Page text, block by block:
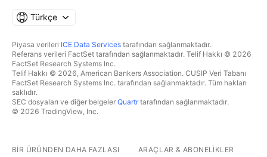
Türkçe
Piyasa verileri ICE Data Services tarafından sağlanmaktadır.
Referans verileri FactSet tarafından sağlanmaktadır. Telif Hakkı © 2026
FactSet Research Systems Inc.
Telif Hakkı © 2026, American Bankers Association. CUSIP Veri Tabanı
FactSet Research Systems Inc. tarafından sağlanmaktadır. Tüm hakları
saklıdır.
SEC dosyaları ve diğer belgeler Quartrtarafından sağlanmaktadır.
© 2026 TradingView, Inc.
BIR ÜRÜNDEN DAHA FAZLASI ARAÇLAR & ABONELIKLER